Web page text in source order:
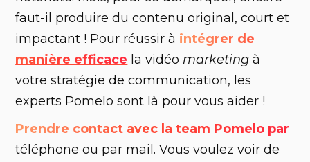
faut-il produire du contenu original, court et
impactant ! Pour réussir à intégrer de
manière efficace la vidéo marketing à
votre stratégie de communication, les
experts Pomelo sont là pour vous aider !
Prendre contact avec la team Pomelo par
téléphone ou par mail. Vous voulez voir de